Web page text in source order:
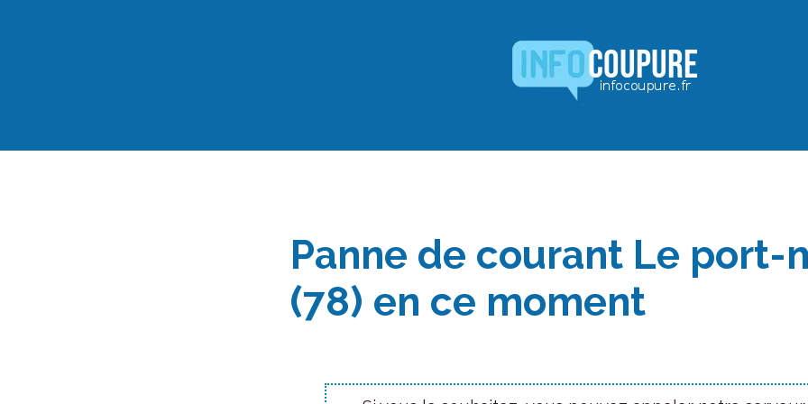
Panne de courant Le port-
(78) en ce moment